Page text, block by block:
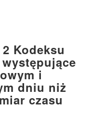
Kodeksu
i
dniu niż
czasu